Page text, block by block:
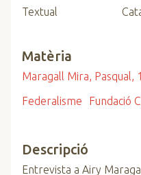
Textual
Matèria
Maragall Mira, Pasqual,
Federalisme
Fundació
Descripció
Entrevista a Airy